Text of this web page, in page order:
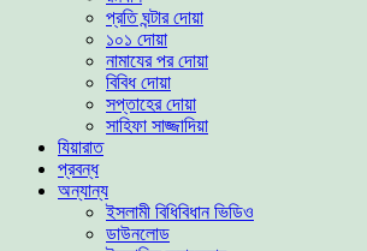
প্রতি ঘন্টার দোয়া
১০১ দোয়া
নামাযের পর দোয়া
বিবিধ দোয়া
সপ্তাহের দোয়া
সাহিফা সাজ্জাদিয়া
যিয়ারাত
প্রবন্ধ
অন্যান্য
ইসলামী বিধিবিধান ভিডিও
ডাউনলোড